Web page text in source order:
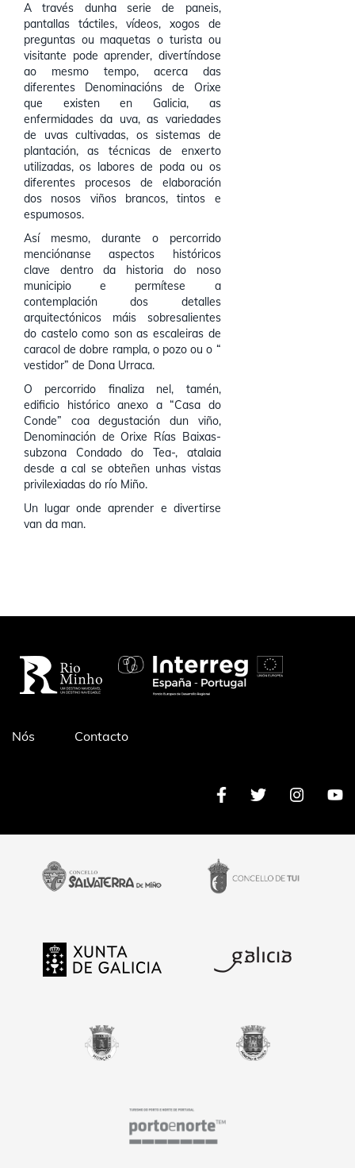
A través dunha serie de paneis,
pantallas táctiles, vídeos, xogos de
preguntas ou maquetas o turista ou
visitante pode aprender, divertíndose
ao mesmo tempo, acerca das
diferentes Denominacións de Orixe
que existen en Galicia, as
enfermidades da uva, as variedades
de uvas cultivadas, os sistemas de
plantación, as técnicas de enxerto
utilizadas, os labores de poda ou os
diferentes procesos de elaboración
dos nosos viños brancos, tintos e
espumosos.
Así mesmo, durante o percorrido
menciónanse aspectos históricos
clave dentro da historia do noso
municipio e permítese a
contemplación dos detalles
arquitectónicos máis sobresalientes
do castelo como son as escaleiras de
caracol de dobre rampla, o pozo ou o “
vestidor” de Dona Urraca.
O percorrido finaliza nel, tamén,
edificio histórico anexo a “Casa do
Conde” coa degustación dun viño,
Denominación de Orixe Rías Baixas-
subzona Condado do Tea-, atalaia
desde a cal se obteñen unhas vistas
privilexiadas do río Miño.
Un lugar onde aprender e divertirse
van da man.
Pé
Nós Contacto